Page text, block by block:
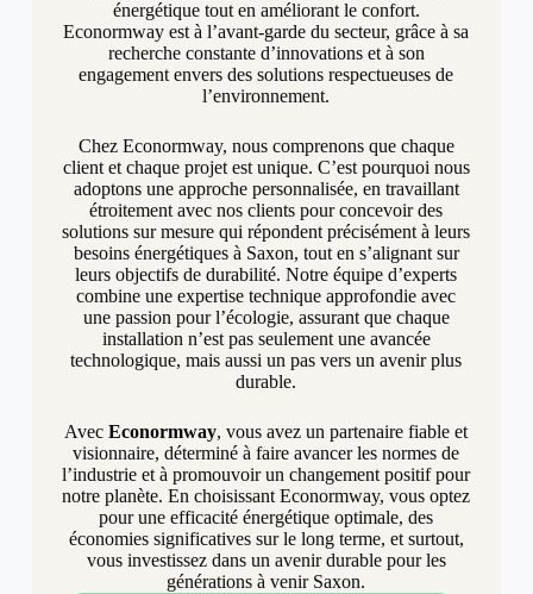
énergétique tout en améliorant le confort.
Econormway est à l’avant-garde du secteur, grâce à sa
recherche constante d’innovations et à son
engagement envers des solutions respectueuses de
l’environnement.
Chez Econormway, nous comprenons que chaque
client et chaque projet est unique. C’est pourquoi nous
adoptons une approche personnalisée, en travaillant
étroitement avec nos clients pour concevoir des
solutions sur mesure qui répondent précisément à leurs
besoins énergétiques à Saxon, tout en s’alignant sur
leurs objectifs de durabilité. Notre équipe d’experts
combine une expertise technique approfondie avec
une passion pour l’écologie, assurant que chaque
installation n’est pas seulement une avancée
technologique, mais aussi un pas vers un avenir plus
durable.
AvecEconormway, vous avez un partenaire fiable et
visionnaire, déterminé à faire avancer les normes de
l’industrie et à promouvoir un changement positif pour
notre planète. En choisissant Econormway, vous optez
pour une efficacité énergétique optimale, des
économies significatives sur le long terme, et surtout,
vous investissez dans un avenir durable pour les
générations à venir Saxon.